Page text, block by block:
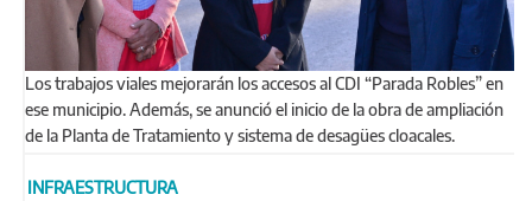
Los trabajos viales mejorarán los accesos al CDI “Parada Robles” en
ese municipio. Además, se anunció el inicio de la obra de ampliación
de la Planta de Tratamiento y sistema de desagües cloacales.
INFRAESTRUCTURA